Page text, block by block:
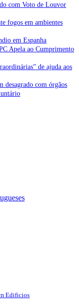
com Voto de Louvor
fogos em ambientes
em Espanha
Apela ao Cumprimento
de ajuda aos
desagrado com órgãos
Edificios